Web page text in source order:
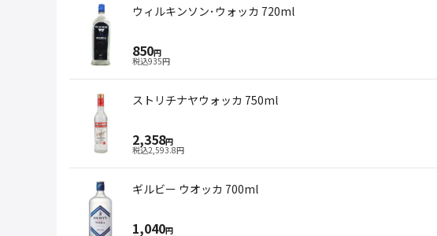
ウィルキンソン･ウォッカ 720ml
850円
税込935円
ストリチナヤウォッカ 750ml
2,358円
税込2,593.8円
ギルビー ウオッカ 700ml
1,040円